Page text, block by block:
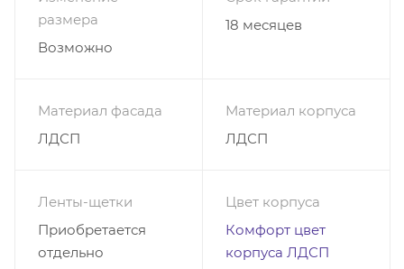
размера
Возможно
18 месяцев
Материал фасада
ЛДСП
Материал корпуса
ЛДСП
Ленты-щетки
Приобретается
отдельно
Цвет корпуса
Комфорт цвет
корпуса ЛДСП